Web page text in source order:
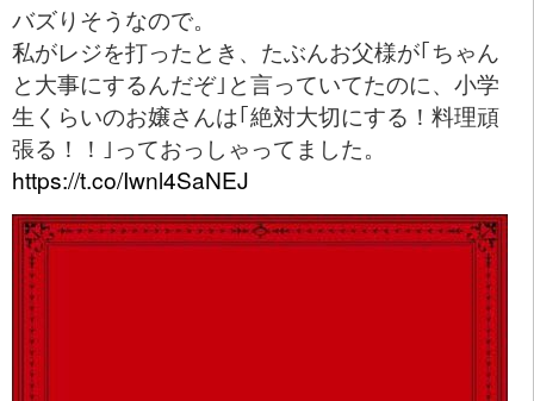
バズりそうなので。
私がレジを打ったとき、たぶんお父様が｢ちゃん
と大事にするんだぞ｣と言っていてたのに、小学
生くらいのお嬢さんは｢絶対大切にする！料理頑
張る！！｣っておっしゃってました。
https://t.co/Iwnl4SaNEJ